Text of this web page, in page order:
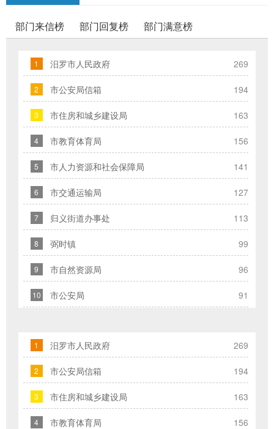
提
2、
候，
部门来信榜 部门回复榜 部门满意榜
1 汨罗市人民政府 269
2 市公安局信箱 194
3 市住房和城乡建设局 163
4 市教育体育局 156
5 市人力资源和社会保障局 141
6 市交通运输局 127
7 归义街道办事处 113
8 弼时镇 99
9 市自然资源局 96
10 市公安局 91
1 汨罗市人民政府 269
2 市公安局信箱 194
3 市住房和城乡建设局 163
4 市教育体育局 156